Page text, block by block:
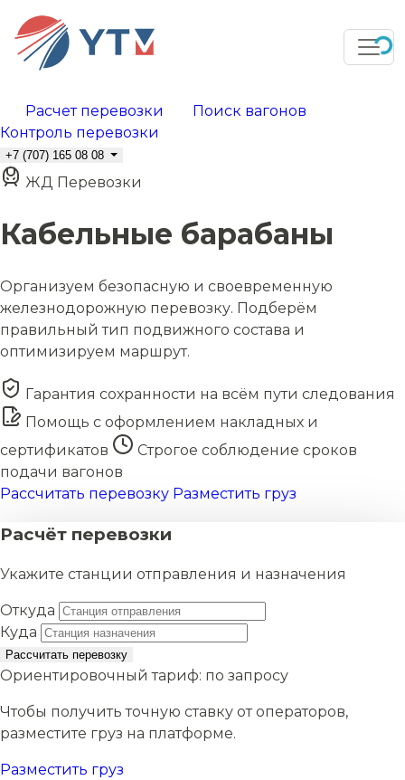
Расчет перевозки
Поиск вагонов
Контроль перевозки
+7 (707) 165 08 08
ЖД Перевозки
Кабельные барабаны
Организуем безопасную и своевременную
железнодорожную перевозку. Подберём
правильный тип подвижного состава и
оптимизируем маршрут.
Гарантия сохранности на всём пути следования
Помощь с оформлением накладных и
сертификатов
Строгое соблюдение сроков
подачи вагонов
Рассчитать перевозку Разместить груз
Расчёт перевозки
Укажите станции отправления и назначения
Откуда
Куда
Рассчитать перевозку
Ориентировочный тариф: по запросу
Чтобы получить точную ставку от операторов,
разместите груз на платформе.
Разместить груз